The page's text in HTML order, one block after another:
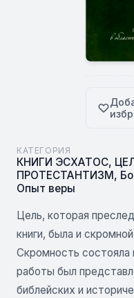
КАТЕГОРИЯ
КНИГИ ЭСХАТОС,
ПРОТЕСТАНТИЗМ,
Опыт веры
Цель, которая
книги, была и
Скромность состояла
работы был
библейских и